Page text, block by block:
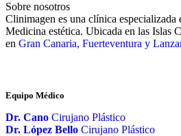
Sobre nosotros
Clinimagen es una clínica especializada
Medicina estética. Ubicada en las Islas
en Gran Canaria, Fuerteventura y
Equipo Médico
Dr. Cano Cirujano Plástico
Dr. López Bello Cirujano Plástico